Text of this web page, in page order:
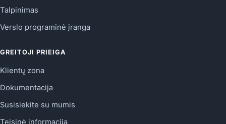
Talpinimas
Verslo programinė įranga
GREITOJI PRIEIGA
Klientų zona
Dokumentacija
Susisiekite su mumis